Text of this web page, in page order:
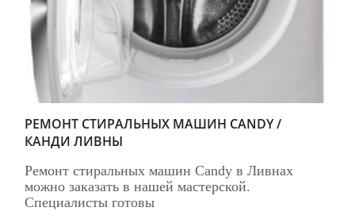
РЕМОНТ СТИРАЛЬНЫХ МАШИН CANDY /
КАНДИ ЛИВНЫ
Ремонт стиральных машин Candy в Ливнах
можно заказать в нашей мастерской.
Специалисты готовы